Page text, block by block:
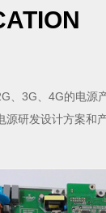
、3G、4G的电
研发设计方案和产